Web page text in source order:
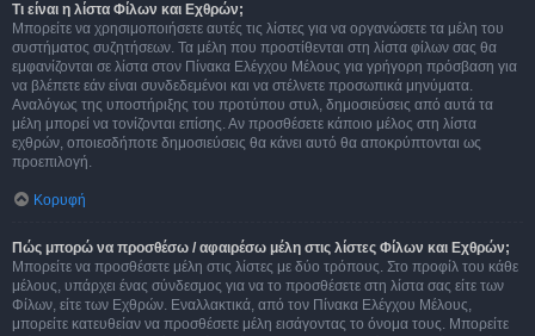
Τι είναι η λίστα Φίλων και Εχθρών;
Μπορείτε να χρησιμοποιήσετε αυτές τις λίστες για να οργανώσετε τα μέλη του
συστήματος συζητήσεων. Τα μέλη που προστίθενται στη λίστα φίλων σας θα
εμφανίζονται σε λίστα στον Πίνακα Ελέγχου Μέλους για γρήγορη πρόσβαση για
να βλέπετε εάν είναι συνδεδεμένοι και να στέλνετε προσωπικά μηνύματα.
Αναλόγως της υποστήριξης του προτύπου στυλ, δημοσιεύσεις από αυτά τα
μέλη μπορεί να τονίζονται επίσης. Αν προσθέσετε κάποιο μέλος στη λίστα
εχθρών, οποιεσδήποτε δημοσιεύσεις θα κάνει αυτό θα αποκρύπτονται ως
προεπιλογή.
Κορυφή
Πώς μπορώ να προσθέσω / αφαιρέσω μέλη στις λίστες Φίλων και Εχθρών;
Μπορείτε να προσθέσετε μέλη στις λίστες με δύο τρόπους. Στο προφίλ του κάθε
μέλους, υπάρχει ένας σύνδεσμος για να το προσθέσετε στη λίστα σας είτε των
Φίλων, είτε των Εχθρών. Εναλλακτικά, από τον Πίνακα Ελέγχου Μέλους,
μπορείτε κατευθείαν να προσθέσετε μέλη εισάγοντας το όνομα τους. Μπορείτε